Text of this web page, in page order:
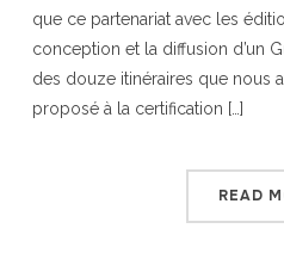
que ce partenariat avec les
conception et la diffusion d’un
des douze itinéraires que nous
proposé à la certification […]
READ